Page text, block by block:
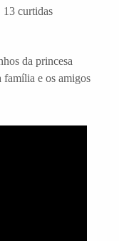
13 curtidas
da princesa
e os amigos